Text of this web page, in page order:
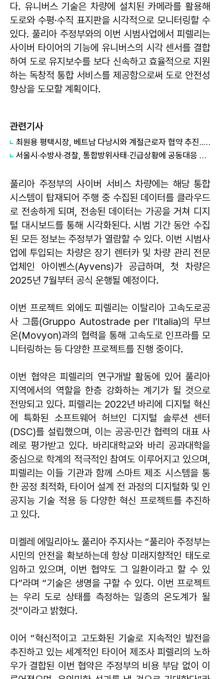
다. 유니버스 기술은 차량에 설치된 카메라를 활용해
도로와 수평·수직 표지판을 시각적으로 모니터링할 수
있다. 풀리아 주정부와의 이번 시범사업에서 피렐리는
사이버 타이어의 기능에 유니버스의 시각 센서를 결합
하여 도로 유지보수를 보다 신속하고 효율적으로 지원
하는 독창적 통합 서비스를 제공함으로써 도로 안전성
향상을 도모할 계획이다.
관련기사
최원용 평택시장, 베트남 다낭시와 계절근로자 협약 추진...농촌 인력난 해소 나선다
서울시·수방사·경찰, 통합방위사태·긴급상황에 공동대응 협약
풀리아 주정부의 사이버 서비스 차량에는 해당 통합
시스템이 탑재되어 주행 중 수집된 데이터를 클라우드
로 전송하게 되며, 전송된 데이터는 가공을 거쳐 디지
털 대시보드를 통해 시각화된다. 시범 기간 동안 수집
된 모든 정보는 주정부가 열람할 수 있다. 이번 시범사
업에 투입되는 차량은 장기 렌터카 및 차량 관리 전문
업체인 아이벤스(Ayvens)가 공급하며, 첫 차량은
2025년 7월부터 공식 운행될 예정이다.
이번 프로젝트 외에도 피렐리는 이탈리아 고속도로공
사 그룹(Gruppo Autostrade per l’Italia)의 무브
온(Movyon)과의 협력을 통해 고속도로 인프라를 모
니터링하는 등 다양한 프로젝트를 진행 중이다.
이번 협약은 피렐리의 연구개발 활동에 있어 풀리아
지역에서의 역할을 한층 강화하는 계기가 될 것으로
전망되고 있다. 피렐리는 2022년 바리에 디지털 혁신
에 특화된 소프트웨어 허브인 디지털 솔루션 센터
(DSC)를 설립했으며, 이는 공공·민간 협력의 대표 사
례로 평가받고 있다. 바리대학교와 바리 공과대학을
중심으로 학계의 적극적인 참여도 이루어지고 있으며,
피렐리는 이들 기관과 함께 스마트 제조 시스템을 통
한 공정 최적화, 타이어 설계 전 과정의 디지털화 및 인
공지능 기술 적용 등 다양한 혁신 프로젝트를 추진하
고 있다.
미켈레 에밀리아노 풀리아 주지사는 “풀리아 주정부는
시민의 안전을 확보하는데 항상 미래지향적인 태도로
임하고 있으며, 이번 협약도 그 일환이라고 할 수 있
다”라며 “기술은 생명을 구할 수 있다. 이번 프로젝트
는 우리 도로 상태를 측정하는 일종의 온도계가 될
것”이라고 밝혔다.
이어 “혁신적이고 고도화된 기술로 지속적인 발전을
추진하고 있는 세계적인 타이어 제조사 피렐리의 노하
우가 결합된 이번 협약은 주정부의 비용 부담 없이 이